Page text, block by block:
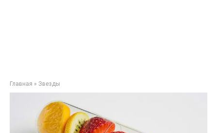
Главная » Звезды